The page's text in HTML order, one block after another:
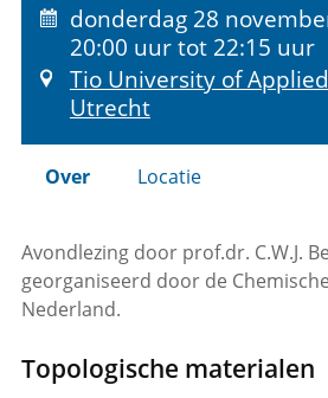
donderdag 28
20:00 uur tot 22:15 uur
Tio University of
Utrecht
Over Locatie
Avondlezing door prof.dr. C.W.J.
georganiseerd door de
Nederland.
Topologische materialen